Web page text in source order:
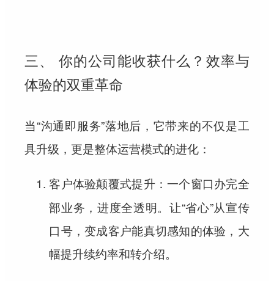
三、 你的公司能收获什么？效率与
体验的双重革命
当“沟通即服务”落地后，它带来的不仅是工
具升级，更是整体运营模式的进化：
客户体验颠覆式提升：一个窗口办完全
部业务，进度全透明。让“省心”从宣传
口号，变成客户能真切感知的体验，大
幅提升续约率和转介绍。